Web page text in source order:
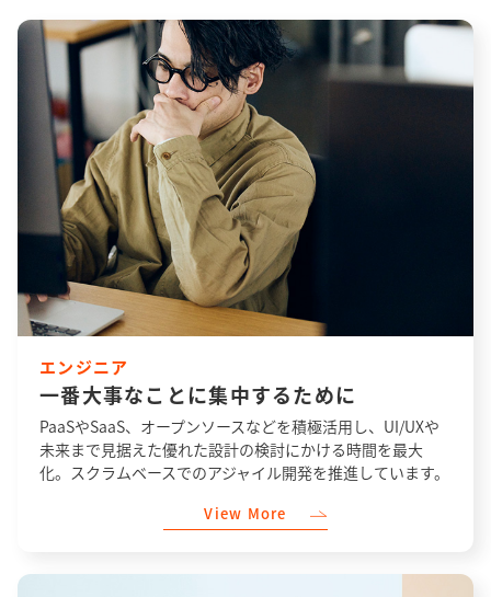
エンジニア
一番大事なことに集中するために
PaaSやSaaS、オープンソースなどを積極活用し、UI/UXや
未来まで見据えた優れた設計の検討にかける時間を最大
化。スクラムベースでのアジャイル開発を推進しています。
View More